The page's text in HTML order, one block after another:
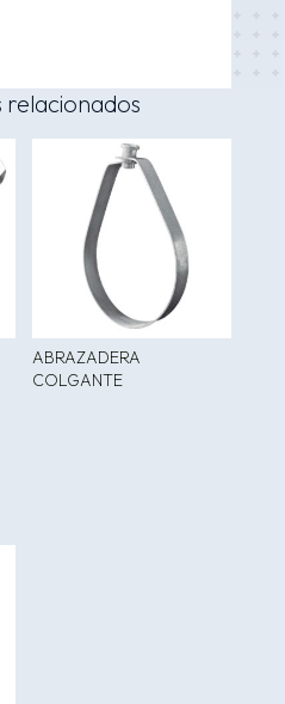
ABRAZADERA
COLGANTE